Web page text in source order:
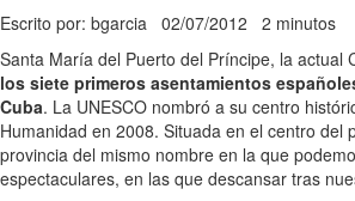
Escrito por: bgarcia 02/07/2012 2 minutos
Santa María del Puerto del Príncipe, la actual
los siete primeros asentamientos
Cuba. La UNESCO nombró a su centro
Humanidad en 2008. Situada en el centro del
provincia del mismo nombre en la que
espectaculares, en las que descansar tras